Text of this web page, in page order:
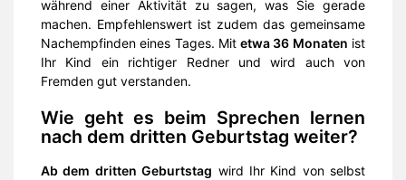
während einer Aktivität zu sagen, was Sie gerade
machen. Empfehlenswert ist zudem das gemeinsame
Nachempfinden eines Tages. Mit etwa 36 Monaten ist
Ihr Kind ein richtiger Redner und wird auch von
Fremden gut verstanden.
Wie geht es beim Sprechen lernen
nach dem dritten Geburtstag weiter?
Ab dem dritten Geburtstag wird Ihr Kind von selbst